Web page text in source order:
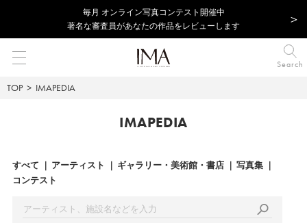
毎⽉ オンライン写真コンテスト開催中
著名な審査員があなたの作品をレビューします
Search
TOP IMAPEDIA
IMAPEDIA
すべて アーティスト ギャラリー・美術館・書店
写真集
コンテスト